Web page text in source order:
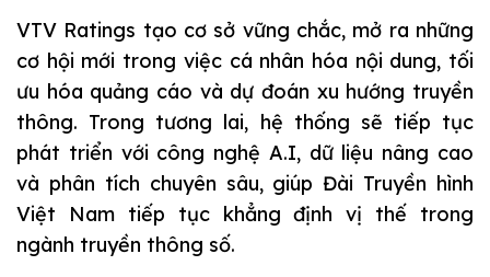
VTV Ratings tạo cơ sở vững chắc, mở ra những
cơ hội mới trong việc cá nhân hóa nội dung, tối
ưu hóa quảng cáo và dự đoán xu hướng truyền
thông. Trong tương lai, hệ thống sẽ tiếp tục
phát triển với công nghệ A.I, dữ liệu nâng cao
và phân tích chuyên sâu, giúp Đài Truyền hình
Việt Nam tiếp tục khẳng định vị thế trong
ngành truyền thông số.